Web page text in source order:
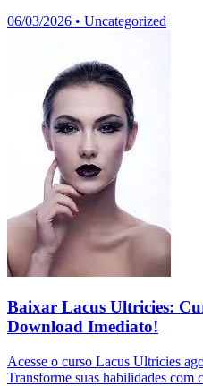
06/03/2026 • Uncategorized
Baixar Lacus Ultricies:
Download Imediato!
Acesse o curso Lacus Ultricies
Transforme suas habilidades com